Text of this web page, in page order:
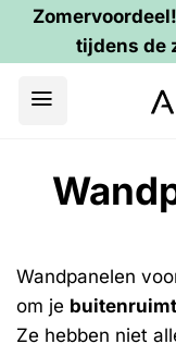
tijdens de
naar
Wandpanelen
om je
Ze hebben niet